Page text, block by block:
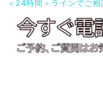
＜24時間＞ラインでご相